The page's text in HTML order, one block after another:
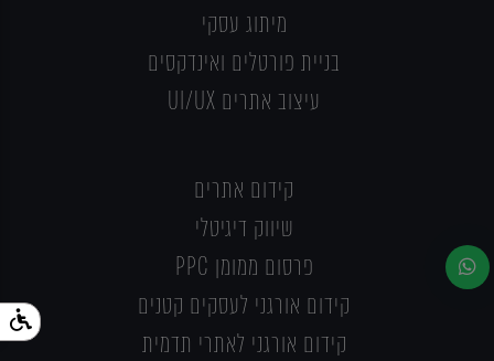
מיתוג עסקי
בניית פורטלים ואינדקסים
עיצוב אתרים UI/UX
קידום אתרים
שיווק דיגיטלי
פרסום ממומן PPC
קידום אורגני לעסקים קטנים
קידום אורגני לאתרי תדמית